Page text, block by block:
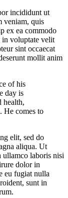
incididunt ut
veniam, quis
ex ea commodo
in voluptate velit
sint occaecat
mollit anim
of his
day is
health,
He comes to
elit, sed do
aliqua. Ut
ullamco laboris nisi
dolor in
eu fugiat nulla
sunt in